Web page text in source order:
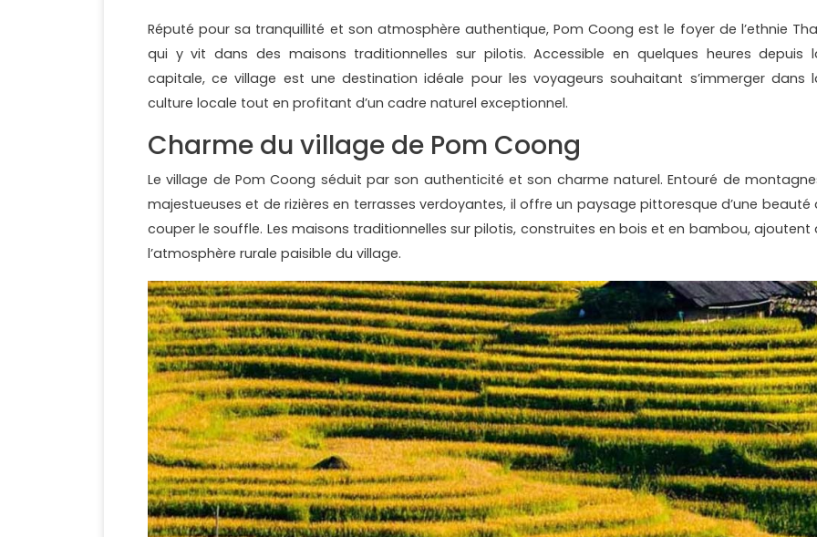
Réputé pour sa tranquillité et son atmosphère authentique, Pom Coong est le foyer de l’ethnie
qui y vit dans des maisons traditionnelles sur pilotis. Accessible en quelques heures depuis
capitale, ce village est une destination idéale pour les voyageurs souhaitant s’immerger dans
culture locale tout en profitant d’un cadre naturel exceptionnel.
Charme du village de Pom Coong
Le village de Pom Coong séduit par son authenticité et son charme naturel. Entouré de
majestueuses et de rizières en terrasses verdoyantes, il offre un paysage pittoresque d’une beauté
couper le souffle. Les maisons traditionnelles sur pilotis, construites en bois et en bambou, ajoutent
l’atmosphère rurale paisible du village.